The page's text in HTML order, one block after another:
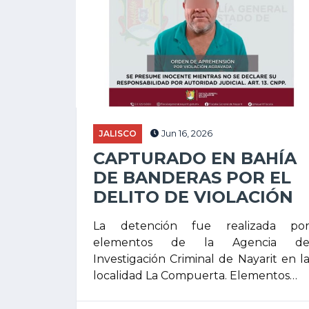
JALISCO Jun 16, 2026
CAPTURADO EN BAHÍA
DE BANDERAS POR EL
DELITO DE VIOLACIÓN
La detención fue realizada por
elementos de la Agencia de
Investigación Criminal de Nayarit en la
localidad La Compuerta. Elementos…